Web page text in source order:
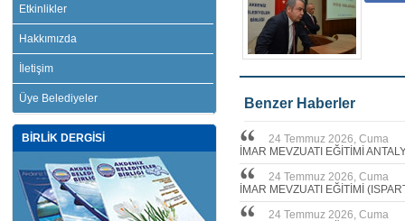
Etkinlikler
Hakkımızda
İletişim
Üye Belediyeler
BİRLİK DERGİSİ
Benzer Haberler
24 Temmuz 2026, Cuma
İMAR MEVZUATI EĞİTİMİ
24 Temmuz 2026, Cuma
İMAR MEVZUATI EĞİTİMİ
24 Temmuz 2026, Cuma